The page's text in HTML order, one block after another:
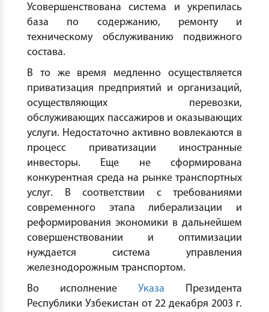
Усовершенствована система и укрепилась
база по содержанию, ремонту и
техническому обслуживанию подвижного
состава.
В то же время медленно осуществляется
приватизация предприятий и организаций,
осуществляющих перевозки,
обслуживающих пассажиров и оказывающих
услуги. Недостаточно активно вовлекаются в
процесс приватизации иностранные
инвесторы. Еще не сформирована
конкурентная среда на рынке транспортных
услуг. В соответствии с требованиями
современного этапа либерализации и
реформирования экономики в дальнейшем
совершенствовании и оптимизации
нуждается система управления
железнодорожным транспортом.
Во исполнение Указа Президента
Республики Узбекистан от 22 декабря 2003 г.